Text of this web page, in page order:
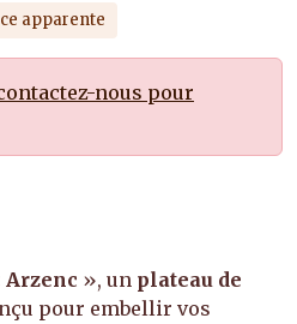
apparente
nous pour
Arzenc », un plateau de
pour embellir vos